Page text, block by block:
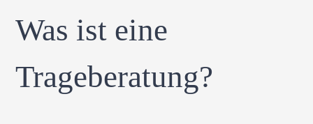
Was ist eine
Trageberatung?